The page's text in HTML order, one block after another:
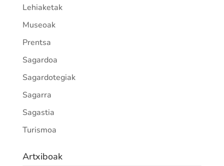
Lehiaketak
Museoak
Prentsa
Sagardoa
Sagardotegiak
Sagarra
Sagastia
Turismoa
Artxiboak